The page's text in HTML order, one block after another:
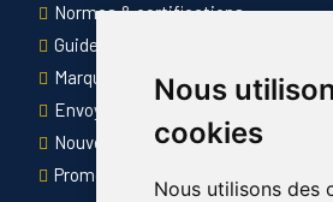
Nous
cookies
Nous utilisons des
Normes & certifications
Guide des tailles
Marquage des vêtements
Envoyer Mandats administratifs
Nouveautés
Promotions